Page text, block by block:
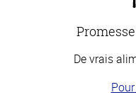
De vrais